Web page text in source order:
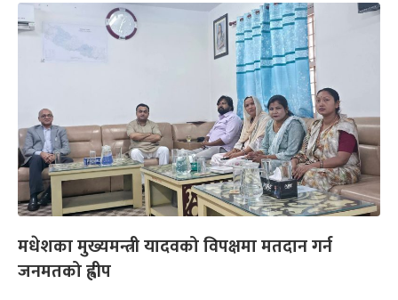
मधेशका मुख्यमन्त्री यादवको विपक्षमा मतदान गर्न
जनमतको ह्वीप